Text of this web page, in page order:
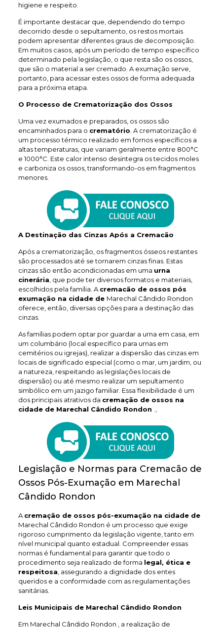
higiene e respeito.
É importante destacar que, dependendo do tempo
decorrido desde o sepultamento, os restos mortais
podem apresentar diferentes graus de decomposição.
Em muitos casos, após um período de tempo específico
determinado pela legislação, o que resta são os ossos,
que são o material a ser cremado. A exumação serve,
portanto, para acessar estes ossos de forma adequada
para a próxima etapa.
O Processo de Crematorização dos Ossos
Uma vez exumados e preparados, os ossos são
encaminhados para o crematório . A crematorização é
um processo térmico realizado em fornos específicos a
altas temperaturas, que variam geralmente entre 800°C
e 1000°C. Este calor intenso desintegra os tecidos moles
e carboniza os ossos, transformando-os em fragmentos
menores.
A Destinação das Cinzas Após a Cremacão
Após a crematorização, os fragmentos ósseos restantes
são processados até se tornarem cinzas finas. Estas
cinzas são então acondicionadas em uma urna
cinerária , que pode ter diversos formatos e materiais,
escolhidos pela família. A cremacão de ossos pós
exumação na cidade de Marechal Cândido Rondon
oferece, então, diversas opções para a destinação das
cinzas.
As famílias podem optar por guardar a urna em casa, em
um columbário (local específico para urnas em
cemitérios ou igrejas), realizar a dispersão das cinzas em
locais de significado especial (como o mar, um jardim, ou
a natureza, respeitando as legislações locais de
dispersão) ou até mesmo realizar um sepultamento
simbólico em um jazigo familiar. Essa flexibilidade é um
dos principais atrativos da cremação de ossos na
cidade de Marechal Cândido Rondon
Legislação e Normas para Cremacão de
Ossos Pós-Exumação em Marechal
Cândido Rondon
A cremação de ossos pós-exumação na cidade de
Marechal Cândido Rondon é um processo que exige
rigoroso cumprimento da legislação vigente, tanto em
nível municipal quanto estadual. Compreender essas
normas é fundamental para garantir que todo o
procedimento seja realizado de forma legal, ética e
respeitosa , assegurando a dignidade dos entes
queridos e a conformidade com as regulamentações
sanitárias.
Leis Municipais de Marechal Cândido Rondon
Em Marechal Cândido Rondon , a realização de